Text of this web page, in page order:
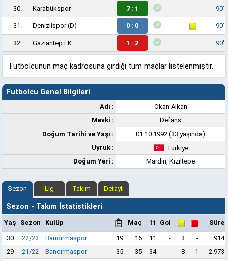
30. Karabükspor 7 : 1 90'
31. Denizlispor(D) 0 : 0 90'
32. Gaziantep FK 1 : 2 90'
Futbolcunun maç kadrosuna girdiği tüm maçlar listelenmiştir.
Futbolcu Genel Bilgileri
Adı :
Okan Alkan
Mevki :
Defans
Doğum Tarihi ve Yaşı :
01.10.1992 (33 yaşında)
Uyruk :
Türkiye
Doğum Yeri :
Mardin, Kızıltepe
Sezon Lig Takım Detaylı
Sezon - Takım İstatistikleri
Yaş Sezon Kulüp Maç 11 Gol
Süre
30
22/23 Bandırmaspor 19 16 11 - 3 -
914
29
21/22 Bandırmaspor 35 35 34 - 8 1
2.973